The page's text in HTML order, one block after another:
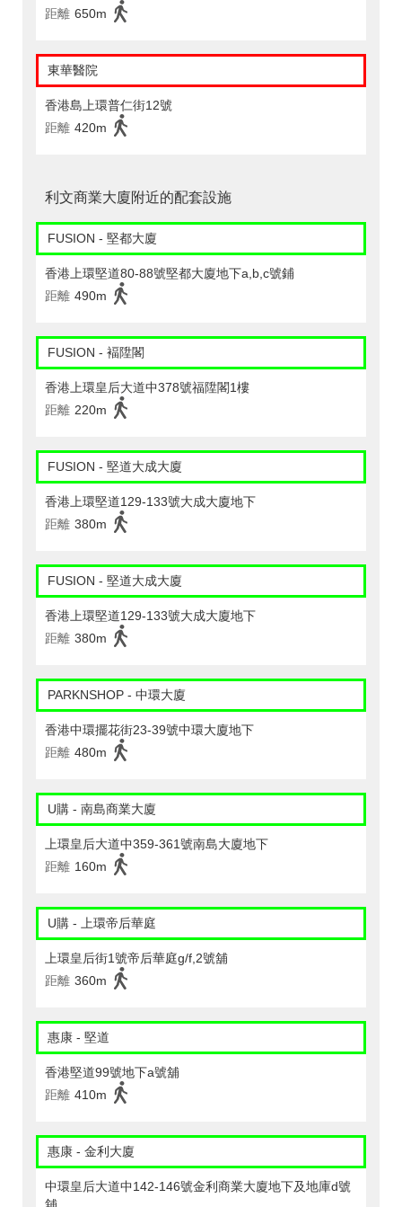
距離 650m
東華醫院
香港島上環普仁街12號
距離 420m
利文商業大廈附近的配套設施
FUSION - 堅都大廈
香港上環堅道80-88號堅都大廈地下a,b,c號鋪
距離 490m
FUSION - 褔陞閣
香港上環皇后大道中378號福陞閣1樓
距離 220m
FUSION - 堅道大成大廈
香港上環堅道129-133號大成大廈地下
距離 380m
FUSION - 堅道大成大廈
香港上環堅道129-133號大成大廈地下
距離 380m
PARKNSHOP - 中環大廈
香港中環擺花街23-39號中環大廈地下
距離 480m
U購 - 南島商業大廈
上環皇后大道中359-361號南島大廈地下
距離 160m
U購 - 上環帝后華庭
上環皇后街1號帝后華庭g/f,2號舖
距離 360m
惠康 - 堅道
香港堅道99號地下a號舖
距離 410m
惠康 - 金利大廈
中環皇后大道中142-146號金利商業大廈地下及地庫d號